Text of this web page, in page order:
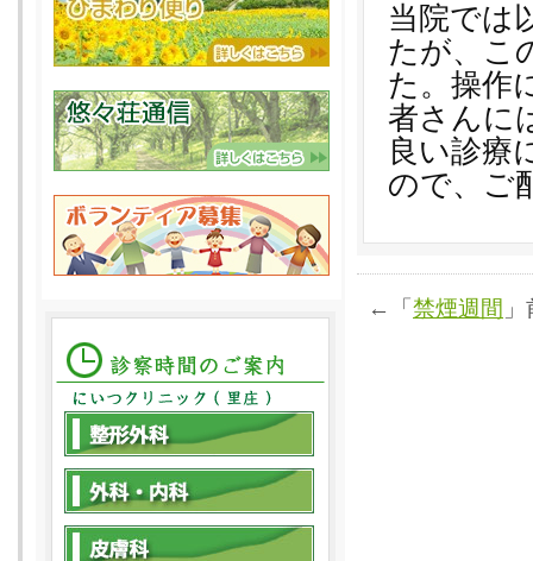
当院では
たが、こ
た。操作
者さんに
良い診療
ので、ご
←「禁煙週間